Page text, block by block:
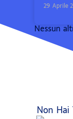
29 Aprile
Nessun
Non Hai